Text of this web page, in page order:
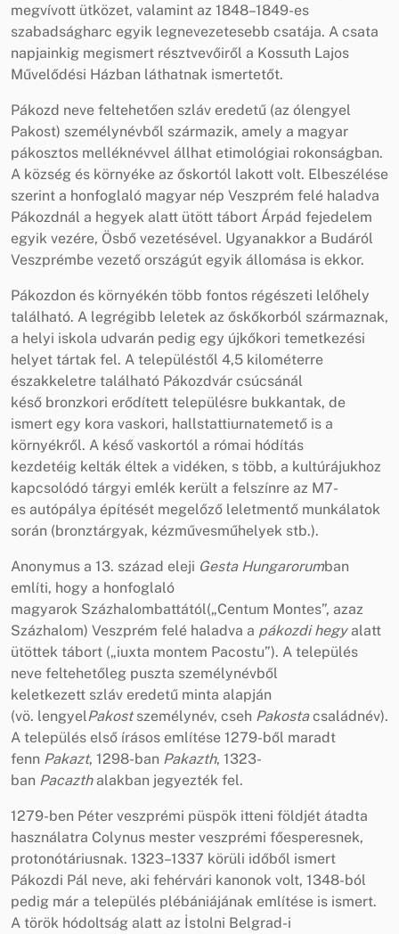
megvívott ütközet, valamint az 1848–1849-es
szabadságharc egyik legnevezetesebb csatája. A csata
napjainkig megismert résztvevőiről a Kossuth Lajos
Művelődési Házban láthatnak ismertetőt.
Pákozd neve feltehetően szláv eredetű (az ólengyel
Pakost) személynévből származik, amely a magyar
pákosztos melléknévvel állhat etimológiai rokonságban.
A község és környéke az őskortól lakott volt. Elbeszélése
szerint a honfoglaló magyar nép Veszprém felé haladva
Pákozdnál a hegyek alatt ütött tábort Árpád fejedelem
egyik vezére, Ösbő vezetésével. Ugyanakkor a Budáról
Veszprémbe vezető országút egyik állomása is ekkor.
Pákozdon és környékén több fontos régészeti lelőhely
található. A legrégibb leletek az őskőkorból származnak,
a helyi iskola udvarán pedig egy újkőkori temetkezési
helyet tártak fel. A településtől 4,5 kilométerre
északkeletre található Pákozdvár csúcsánál
késő bronzkori erődített településre bukkantak, de
ismert egy kora vaskori, hallstattiurnatemető is a
környékről. A késő vaskortól a római hódítás
kezdetéig kelták éltek a vidéken, s több, a kultúrájukhoz
kapcsolódó tárgyi emlék került a felszínre az M7-
es autópálya építését megelőző leletmentő munkálatok
során (bronztárgyak, kézművesműhelyek stb.).
Anonymus a 13. század eleji Gesta Hungarorumban
említi, hogy a honfoglaló
magyarok Százhalombattától(„Centum Montes”, azaz
Százhalom) Veszprém felé haladva a pákozdi hegyalatt
ütöttek tábort („iuxta montem Pacostu”). A település
neve feltehetőleg puszta személynévből
keletkezett szláv eredetű minta alapján
(vö. lengyel Pakostszemélynév, cseh Pakostacsaládnév).
A település első írásos említése 1279-ből maradt
fenn Pakazt, 1298-ban Pakazth, 1323-
ban Pacazthalakban jegyezték fel.
1279-ben Péter veszprémi püspök itteni földjét átadta
használatra Colynus mester veszprémi főesperesnek,
protonótáriusnak. 1323–1337 körüli időből ismert
Pákozdi Pál neve, aki fehérvári kanonok volt, 1348-ból
pedig már a település plébániájának említése is ismert.
A török hódoltság alatt az İstolni Belgrad-i